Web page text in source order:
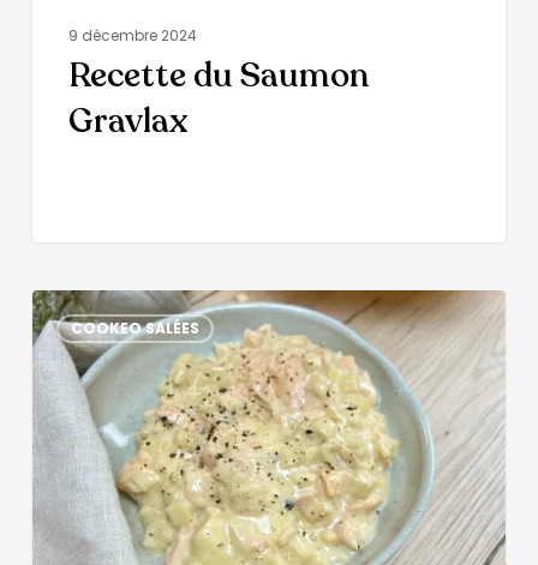
9 décembre 2024
Recette du Saumon
Gravlax
COOKEO SALÉES